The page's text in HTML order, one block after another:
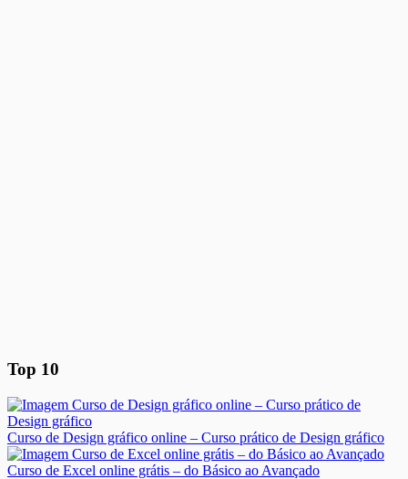
Top 10
Curso de Design gráfico online – Curso prático de Design gráfico
Curso de Excel online grátis – do Básico ao Avançado